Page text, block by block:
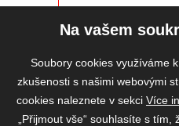
Na vašem
Soubory cookies využíváme
zkušenosti s našimi webovými
cookies naleznete v sekci Více
„Přijmout vše“ souhlasíte s